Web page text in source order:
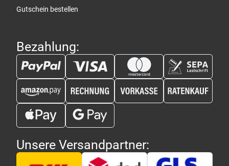
Gutschein bestellen
Bezahlung:
Unsere Versandpartner: